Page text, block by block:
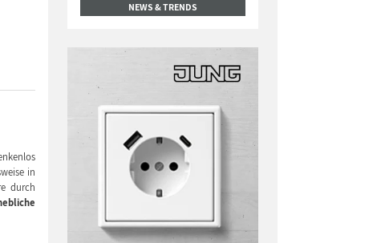
in
durch
NEWS & TRENDS